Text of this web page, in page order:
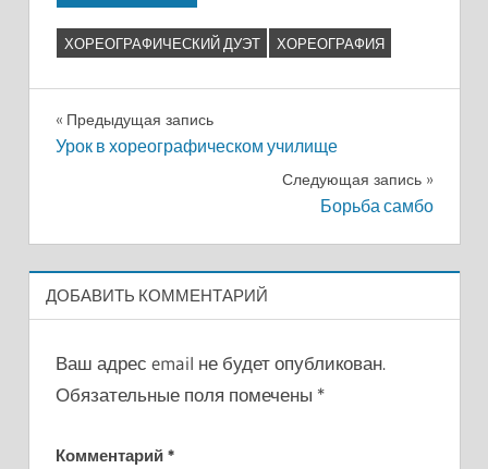
ХОРЕОГРАФИЧЕСКИЙ ДУЭТ ХОРЕОГРАФИЯ
Навигация
по
Предыдущая запись
Урок в хореографическом училище
Следующая запись
Борьба самбо
ДОБАВИТЬ КОММЕНТАРИЙ
Ваш адрес email не будет опубликован.
Обязательные поля помечены *
Комментарий *